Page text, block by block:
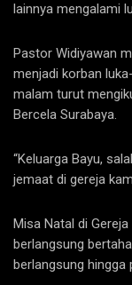
lainnya mengalami
Pastor Widiyawan
menjadi korban
malam turut
Bercela Surabaya.
“Keluarga Bayu,
jemaat di gereja
Misa Natal di
berlangsung
berlangsung hingga